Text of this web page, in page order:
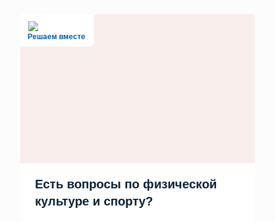
Решаем вместе
Есть вопросы по физической
культуре и спорту?